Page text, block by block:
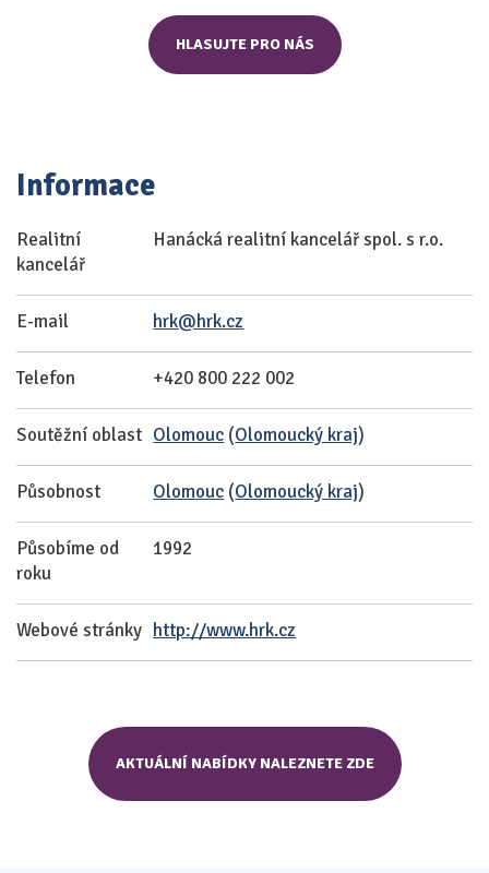
HLASUJTE PRO NÁS
Informace
Realitní
kancelář
Hanácká realitní kancelář spol. s r.o.
E-mail hrk@hrk.cz
Telefon +420 800 222 002
Soutěžní oblast Olomouc (Olomoucký kraj)
Působnost Olomouc (Olomoucký kraj)
Působíme od
roku
1992
Webové stránky http://www.hrk.cz
AKTUÁLNÍ NABÍDKY NALEZNETE ZDE